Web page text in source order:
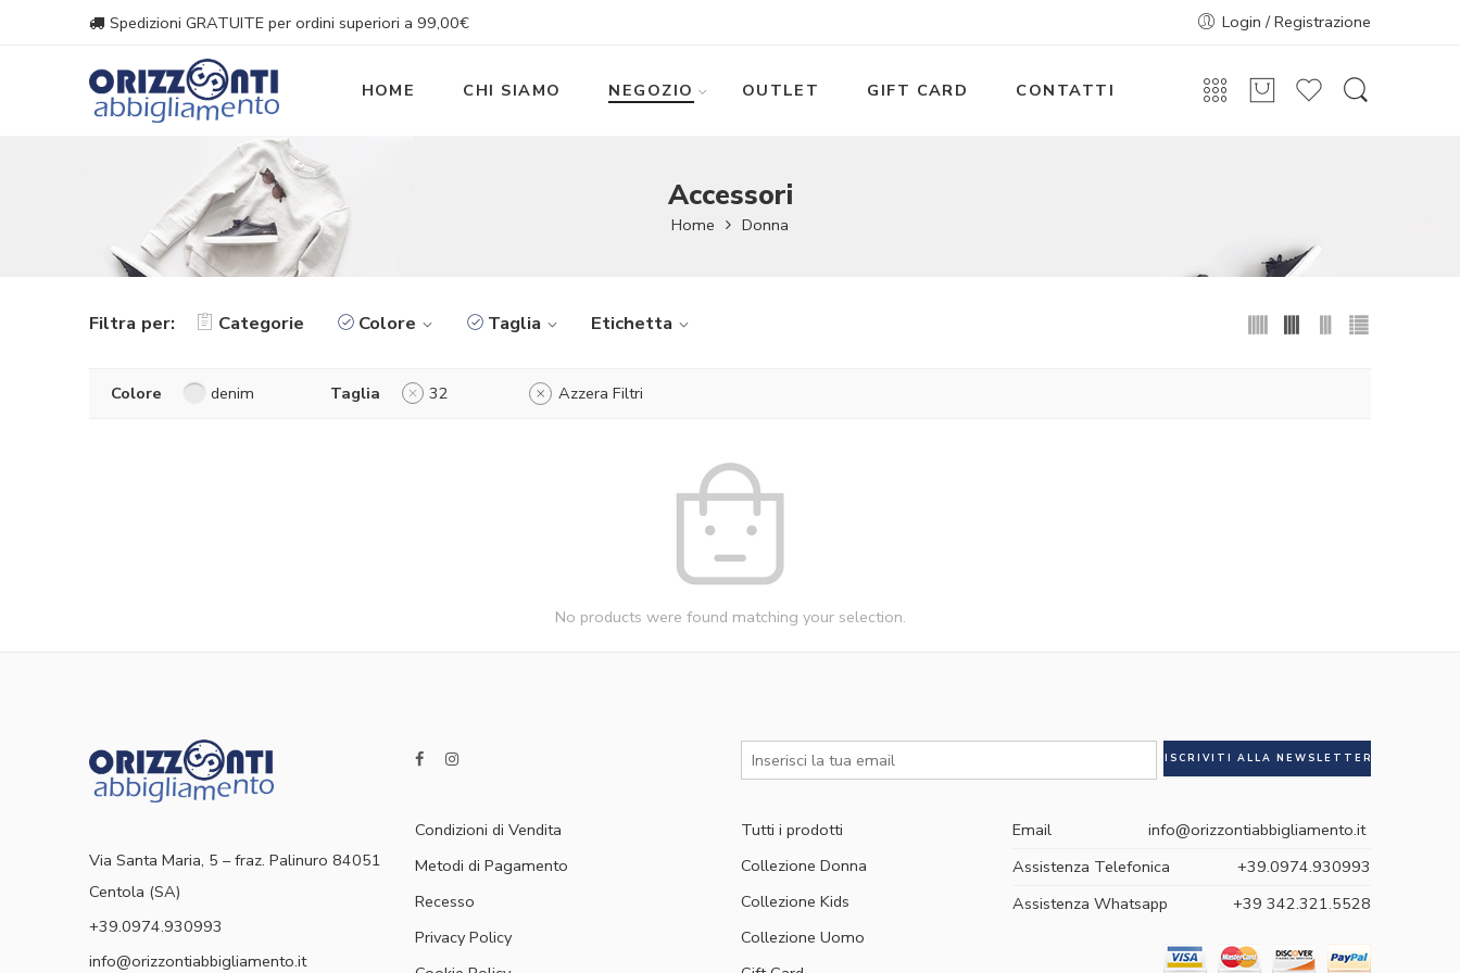
Spedizioni GRATUITE per ordini superiori a 99,00€ Login / Registrazione
HOME CHI SIAMO NEGOZIO OUTLET GIFT CARD CONTATTI
Accessori
Home Donna
Filtra per: Categorie Colore Taglia Etichetta
Colore denim Taglia 32 Azzera Filtri
No products were found matching your selection.
Via Santa Maria, 5 – fraz. Palinuro 84051
Centola (SA)
+39.0974.930993
info@orizzontiabbigliamento.it
Condizioni di Vendita
Metodi di Pagamento
Recesso
Privacy Policy
Tutti i prodotti
Collezione Donna
Collezione Kids
Collezione Uomo
Email
info@orizzontiabbigliamento.it
Assistenza Telefonica
+39.0974.930993
Assistenza Whatsapp
+39 342.321.5528